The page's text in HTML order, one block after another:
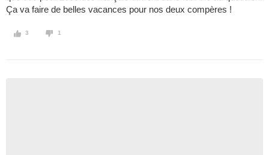
Ça va faire de belles vacances pour nos deux compères !
3 1